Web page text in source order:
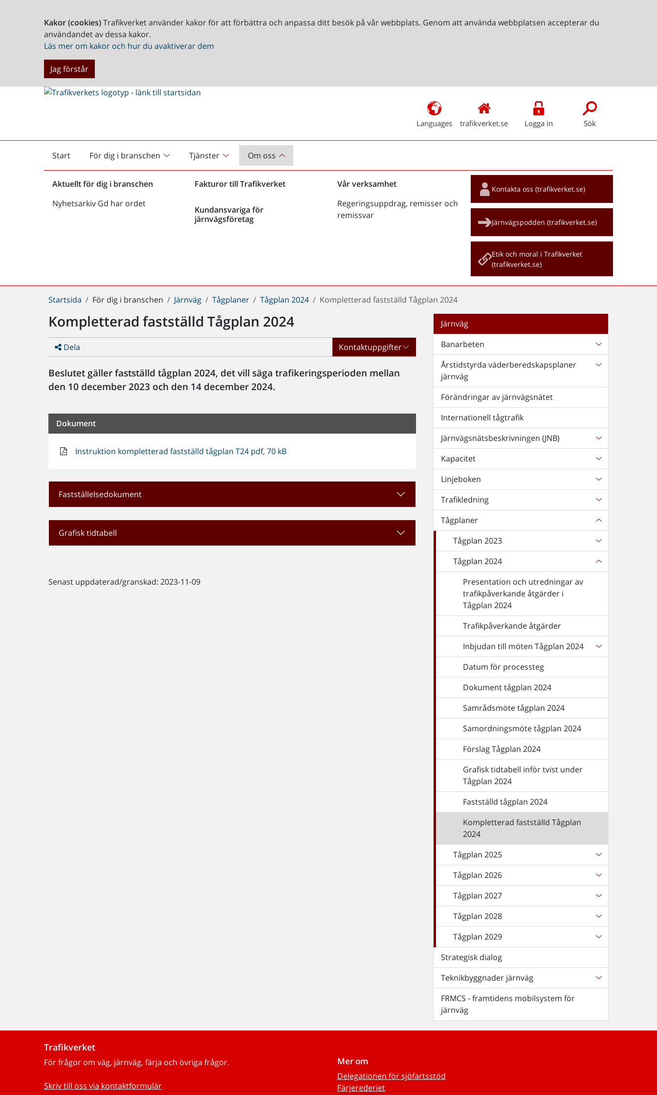
Kakor (cookies)Trafikverket använder kakor för att förbättra och anpassa ditt besök på vår webbplats. Genom att använda webbplatsen accepterar du
användandet av dessa kakor.
Läs mer om kakor och hur du avaktiverar dem
Jag förstår
Languages trafikverket.se Logga in Sök
Start
Startsida För dig i branschen Tjänster Om oss
Aktuellt för dig i branschen
Nyhetsarkiv Gd har ordet
Fakturor till Trafikverket
Kundansvariga för
järnvägsföretag
Vår verksamhet
Regeringsuppdrag, remisser och
remissvar
Snabblänkar
Kontakta oss (trafikverket.se)
Järnvägspodden (trafikverket.se)
Etik och moral i Trafikverket
(trafikverket.se)
Du
här:
Startsida För dig i branschen Järnväg Tågplaner Tågplan 2024 Kompletterad fastställd Tågplan 2024
Kompletterad fastställd Tågplan 2024
Dela Kontaktuppgifter
Beslutet gäller fastställd tågplan 2024, det vill säga trafikeringsperioden mellan
den 10 december 2023 och den 14 december 2024.
Dokument
Instruktion kompletterad fastställd tågplan T24 pdf, 70 kB
Fastställelsedokument
Grafisk tidtabell
Senast uppdaterad/granskad: 2023-11-09
Järnväg
Banarbeten
Årstidstyrda väderberedskapsplaner
järnväg
Förändringar av järnvägsnätet
Internationell tågtrafik
Järnvägsnätsbeskrivningen (JNB)
Kapacitet
Linjeboken
Trafikledning
Tågplaner
Tågplan 2023
Tågplan 2024
Presentation och utredningar av
trafikpåverkande åtgärder i
Tågplan 2024
Trafikpåverkande åtgärder
Inbjudan till möten Tågplan 2024
Datum för processteg
Dokument tågplan 2024
Samrådsmöte tågplan 2024
Samordningsmöte tågplan 2024
Förslag Tågplan 2024
Grafisk tidtabell inför tvist under
Tågplan 2024
Fastställd tågplan 2024
Kompletterad fastställd Tågplan
2024
Tågplan 2025
Tågplan 2026
Tågplan 2027
Tågplan 2028
Tågplan 2029
Strategisk dialog
Teknikbyggnader järnväg
FRMCS - framtidens mobilsystem för
järnväg
Trafikverket
För frågor om väg, järnväg, färja och övriga frågor.
Skriv till oss via kontaktformulär
Mer om
Delegationen för sjöfartsstöd
Färjerederiet